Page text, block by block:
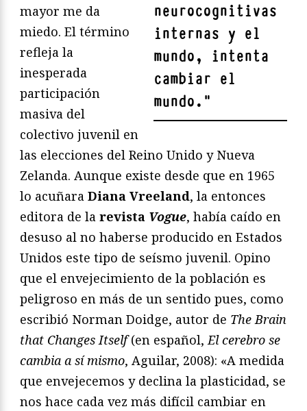
neurocognitivas
internas y el
mundo, intenta
cambiar el
mundo. "
mayor me da
miedo. El término
refleja la
inesperada
participación
masiva del
colectivo juvenil en
las elecciones del Reino Unido y Nueva
Zelanda. Aunque existe desde que en 1965
lo acuñara Diana Vreeland, la entonces
editora de la revista Vogue, había caído en
desuso al no haberse producido en Estados
Unidos este tipo de seísmo juvenil. Opino
que el envejecimiento de la población es
peligroso en más de un sentido pues, como
escribió Norman Doidge, autor de The Brain
that Changes Itself(en español,El cerebro se
cambia a sí mismo, Aguilar, 2008): «A medida
que envejecemos y declina la plasticidad, se
nos hace cada vez más difícil cambiar en